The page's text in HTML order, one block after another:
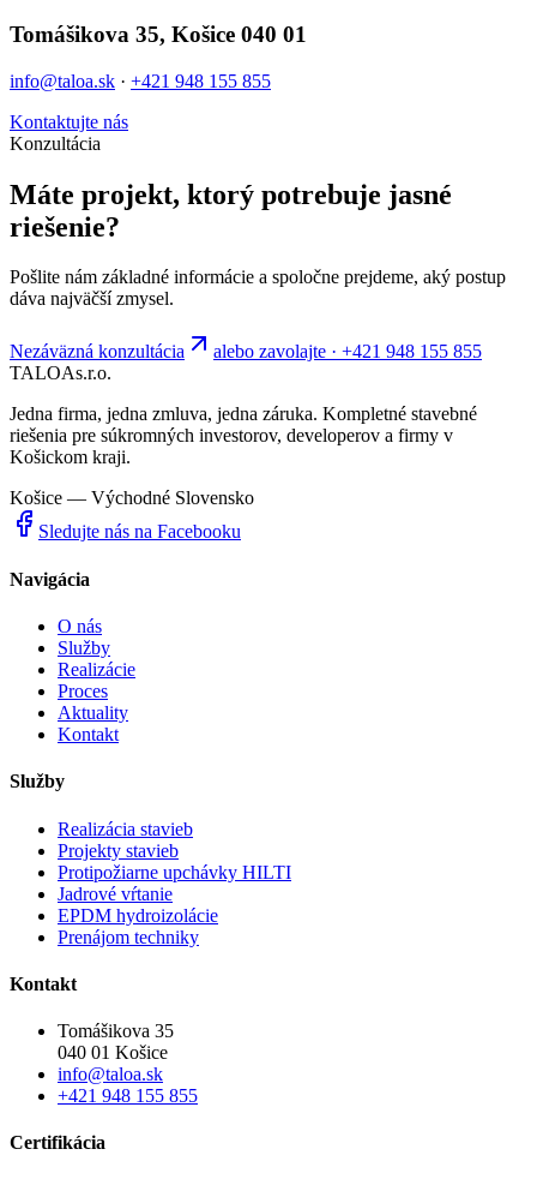
Tomášikova 35, Košice 040 01
info@taloa.sk · +421 948 155 855
Kontaktujte nás
Konzultácia
Máte projekt, ktorý potrebuje jasné
riešenie?
Pošlite nám základné informácie a spoločne prejdeme, aký postup
dáva najväčší zmysel.
Nezáväzná konzultácia
alebo zavolajte · +421 948 155 855
TALOAs.r.o.
Jedna firma, jedna zmluva, jedna záruka. Kompletné stavebné
riešenia pre súkromných investorov, developerov a firmy v
Košickom kraji.
Košice — Východné Slovensko
Sledujte nás na Facebooku
Navigácia
O nás
Služby
Realizácie
Proces
Aktuality
Kontakt
Služby
Realizácia stavieb
Projekty stavieb
Protipožiarne upchávky HILTI
Jadrové vŕtanie
EPDM hydroizolácie
Prenájom techniky
Kontakt
Tomášikova 35
040 01 Košice
info@taloa.sk
+421 948 155 855
Certifikácia